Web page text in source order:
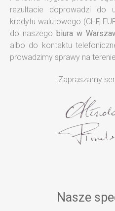
rezultacie doprowadzi do
kredytu walutowego (CHF,
do naszego biura w
albo do kontaktu
prowadzimy sprawy na
Zapraszamy
Nasze